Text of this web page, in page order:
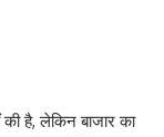
है, लेकिन बाजार का